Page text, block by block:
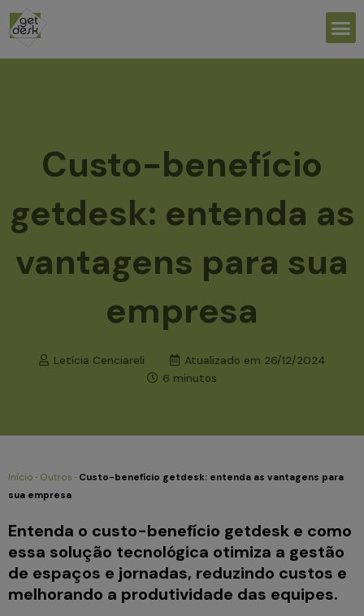
para
conteúdo
Custo-benefício
getdesk: entenda as
vantagens para sua
empresa
Letícia Cenciareli Atualizado em 26/12/2024
6 minutos
Início · Outros · Custo-benefício getdesk: entenda as vantagens para
sua empresa
Entenda o custo-benefício getdesk e como
essa solução tecnológica otimiza a gestão
de espaços e jornadas, reduzindo custos e
melhorando a produtividade das equipes.